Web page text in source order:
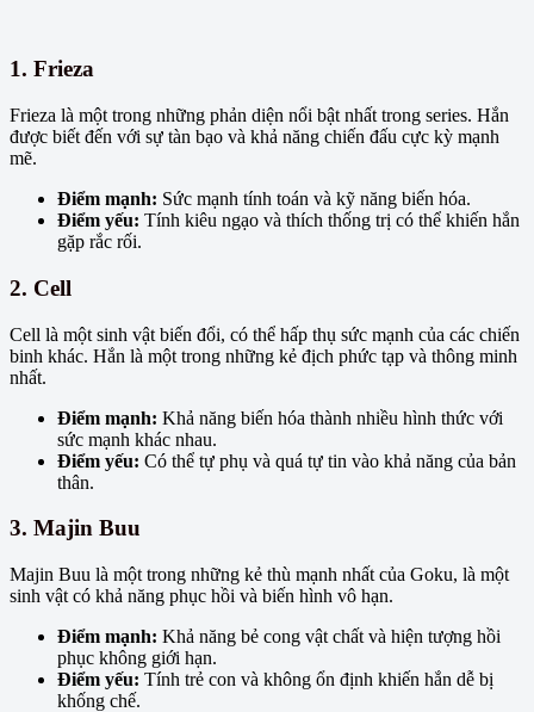
1. Frieza
Frieza là một trong những phản diện nổi bật nhất trong series. Hắn
được biết đến với sự tàn bạo và khả năng chiến đấu cực kỳ mạnh
mẽ.
Điểm mạnh: Sức mạnh tính toán và kỹ năng biến hóa.
Điểm yếu: Tính kiêu ngạo và thích thống trị có thể khiến hắn
gặp rắc rối.
2. Cell
Cell là một sinh vật biến đổi, có thể hấp thụ sức mạnh của các chiến
binh khác. Hắn là một trong những kẻ địch phức tạp và thông minh
nhất.
Điểm mạnh: Khả năng biến hóa thành nhiều hình thức với
sức mạnh khác nhau.
Điểm yếu: Có thể tự phụ và quá tự tin vào khả năng của bản
thân.
3. Majin Buu
Majin Buu là một trong những kẻ thù mạnh nhất của Goku, là một
sinh vật có khả năng phục hồi và biến hình vô hạn.
Điểm mạnh: Khả năng bẻ cong vật chất và hiện tượng hồi
phục không giới hạn.
Điểm yếu: Tính trẻ con và không ổn định khiến hắn dễ bị
khống chế.